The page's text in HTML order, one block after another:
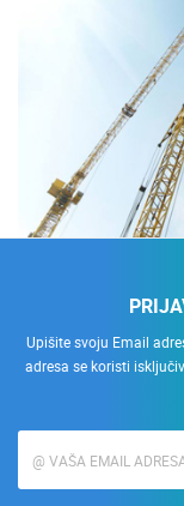
Upišite svoju Email
adresa se koristi